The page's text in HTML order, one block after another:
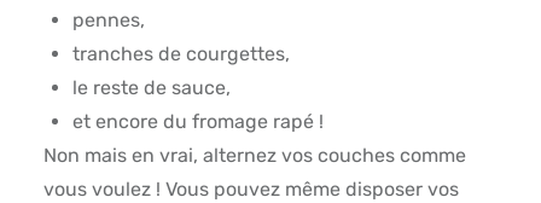
pennes,
tranches de courgettes,
le reste de sauce,
et encore du fromage rapé !
Non mais en vrai, alternez vos couches comme
vous voulez ! Vous pouvez même disposer vos